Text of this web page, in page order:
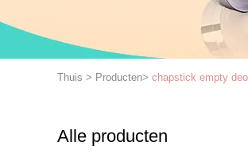
Thuis > Producten> chapstick empty
Alle producten